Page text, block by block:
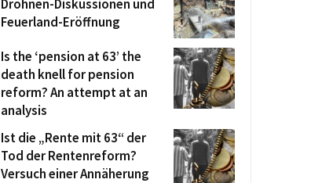
Drohnen-Diskussionen und
Feuerland-Eröffnung
Is the ‘pension at 63’ the
death knell for pension
reform? An attempt at an
analysis
Ist die „Rente mit 63“ der
Tod der Rentenreform?
Versuch einer Annäherung